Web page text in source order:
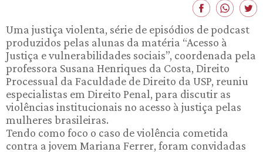
Uma justiça violenta, série de episódios de podcast
produzidos pelas alunas da matéria “Acesso à
Justiça e vulnerabilidades sociais”, coordenada pela
professora Susana Henriques da Costa, Direito
Processual da Faculdade de Direito da USP, reuniu
especialistas em Direito Penal, para discutir as
violências institucionais no acesso à justiça pelas
mulheres brasileiras.
Tendo como foco o caso de violência cometida
contra a jovem Mariana Ferrer, foram convidadas